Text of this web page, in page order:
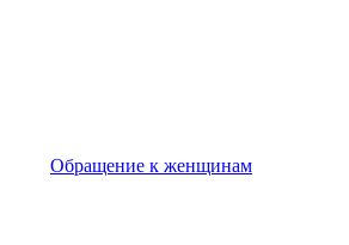
Обращение к женщинам